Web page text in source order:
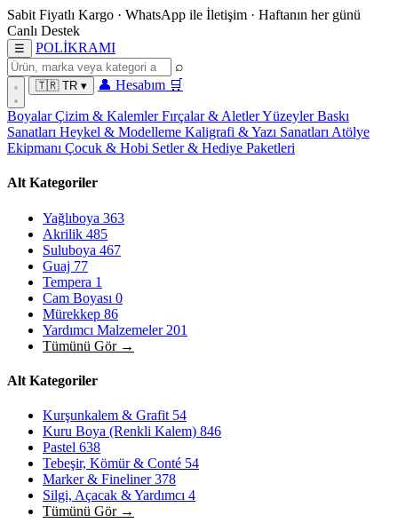
Sabit Fiyatlı Kargo · WhatsApp ile İletişim · Haftanın her günü
Canlı Destek
☰ POLİKRAMI
⌕
🇹🇷 TR ▾ 👤 Hesabım 🛒
BoyalarÇizim & KalemlerFırçalar & AletlerYüzeylerBaskı
Sanatları Heykel & Modelleme Kaligrafi & Yazı Sanatları Atölye
Ekipmanı Çocuk & Hobi Setler & Hediye Paketleri
Alt Kategoriler
Yağlıboya 363
Akrilik 485
Suluboya 467
Guaj 77
Tempera 1
Cam Boyası 0
Mürekkep 86
Yardımcı Malzemeler 201
Tümünü Gör →
Alt Kategoriler
Kurşunkalem & Grafit 54
Kuru Boya (Renkli Kalem) 846
Pastel 638
Tebeşir, Kömür & Conté 54
Marker & Fineliner378
Silgi, Açacak & Yardımcı 4
Tümünü Gör →